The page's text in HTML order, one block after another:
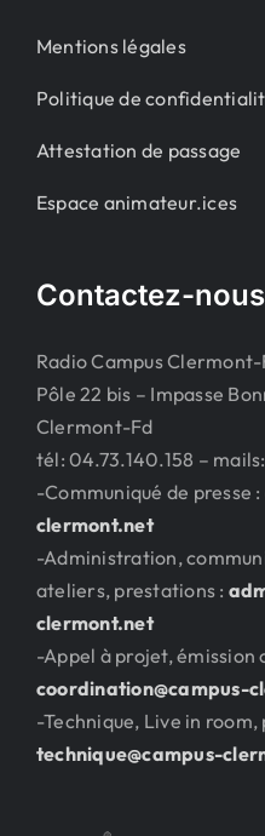
Mentions légales
Politique de
Attestation de passage
Espace animateur.ices
Contactez-nous
Radio Campus
Pôle 22 bis – Impasse
Clermont-Fd
tél: 04.73.140.158 – mails:
-Communiqué de presse :
clermont.net
-Administration,
ateliers, prestations :
clermont.net
-Appel à projet, émission
coordination@campus-
-Technique, Live in
technique@campus-